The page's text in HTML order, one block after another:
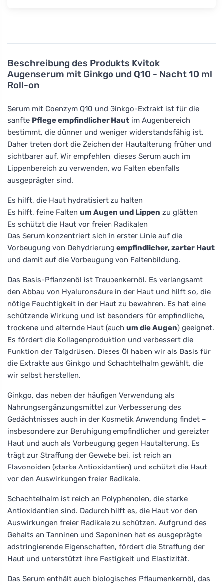
Beschreibung des Produkts Kvitok
Augenserum mit Ginkgo und Q10 - Nacht 10 ml
Roll-on
Serum mit Coenzym Q10 und Ginkgo-Extrakt ist für die
sanfte Pflege empfindlicher Haut im Augenbereich
bestimmt, die dünner und weniger widerstandsfähig ist.
Daher treten dort die Zeichen der Hautalterung früher und
sichtbarer auf. Wir empfehlen, dieses Serum auch im
Lippenbereich zu verwenden, wo Falten ebenfalls
ausgeprägter sind.
Es hilft, die Haut hydratisiert zu halten
Es hilft, feine Falten um Augen und Lippen zu glätten
Es schützt die Haut vor freien Radikalen
Das Serum konzentriert sich in erster Linie auf die
Vorbeugung von Dehydrierung empfindlicher, zarter Haut
und damit auf die Vorbeugung von Faltenbildung.
Das Basis-Pflanzenöl ist Traubenkernöl. Es verlangsamt
den Abbau von Hyaluronsäure in der Haut und hilft so, die
nötige Feuchtigkeit in der Haut zu bewahren. Es hat eine
schützende Wirkung und ist besonders für empfindliche,
trockene und alternde Haut (auch um die Augen) geeignet.
Es fördert die Kollagenproduktion und verbessert die
Funktion der Talgdrüsen. Dieses Öl haben wir als Basis für
die Extrakte aus Ginkgo und Schachtelhalm gewählt, die
wir selbst herstellen.
Ginkgo, das neben der häufigen Verwendung als
Nahrungsergänzungsmittel zur Verbesserung des
Gedächtnisses auch in der Kosmetik Anwendung findet –
insbesondere zur Beruhigung empfindlicher und gereizter
Haut und auch als Vorbeugung gegen Hautalterung. Es
trägt zur Straffung der Gewebe bei, ist reich an
Flavonoiden (starke Antioxidantien) und schützt die Haut
vor den Auswirkungen freier Radikale.
Schachtelhalm ist reich an Polyphenolen, die starke
Antioxidantien sind. Dadurch hilft es, die Haut vor den
Auswirkungen freier Radikale zu schützen. Aufgrund des
Gehalts an Tanninen und Saponinen hat es ausgeprägte
adstringierende Eigenschaften, fördert die Straffung der
Haut und unterstützt ihre Festigkeit und Elastizität.
Das Serum enthält auch biologisches Pflaumenkernöl, das